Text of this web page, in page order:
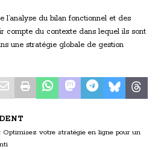
l’analyse du bilan fonctionnel et des
compte du contexte dans lequel ils sont
une stratégie globale de gestion
Optimisez votre stratégie en ligne pour un